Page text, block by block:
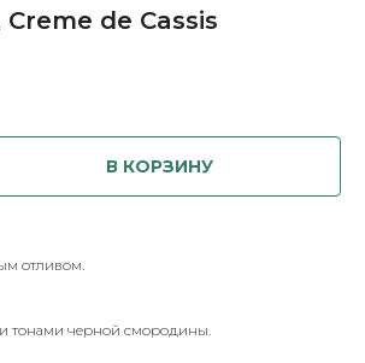
de Cassis
В КОРЗИНУ
отливом.
тонами черной смородины.